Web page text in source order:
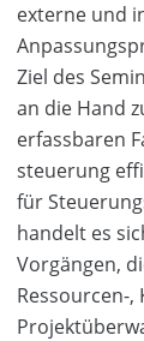
externe und
Ziel des
an die Hand
erfassbaren
steuerung
für
handelt es
Vorgängen,
Ressourcen-